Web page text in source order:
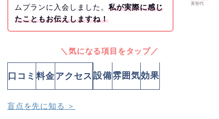
美智代
ムプランに入会しました。 私が実際に感じ
たこともお伝えしますね！
＼気になる項目をタップ／
口コミ 料金アクセス 設備雰囲気効果
盲点を先に知る ＞